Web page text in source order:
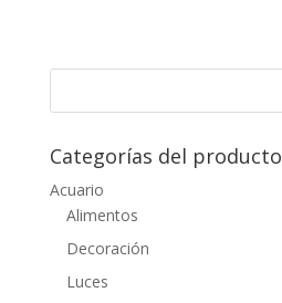
Categorías del producto
Acuario
Alimentos
Decoración
Luces